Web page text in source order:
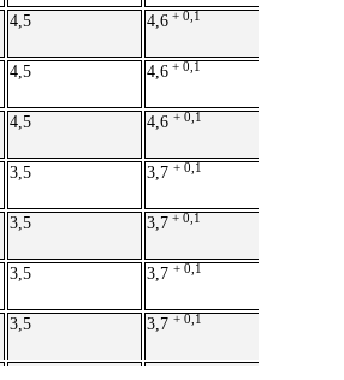
4,5 4,6 + 0,1
4,5 4,6 + 0,1
4,5 4,6 + 0,1
3,5 3,7 + 0,1
3,5 3,7 + 0,1
3,5 3,7 + 0,1
3,5 3,7 + 0,1